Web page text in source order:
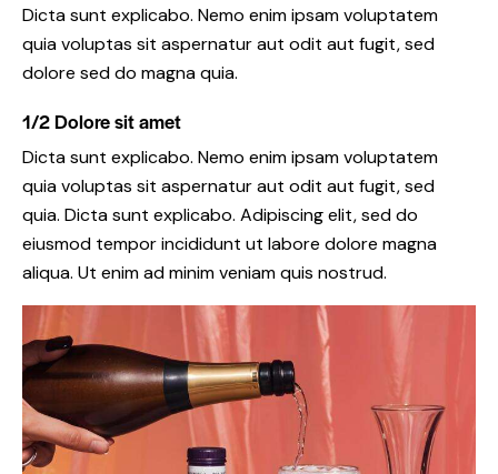
Dicta sunt explicabo. Nemo enim ipsam voluptatem
quia voluptas sit aspernatur aut odit aut fugit, sed
dolore sed do magna quia.
1/2 Dolore sit amet
Dicta sunt explicabo. Nemo enim ipsam voluptatem
quia voluptas sit aspernatur aut odit aut fugit, sed
quia. Dicta sunt explicabo. Adipiscing elit, sed do
eiusmod tempor incididunt ut labore dolore magna
aliqua. Ut enim ad minim veniam quis nostrud.